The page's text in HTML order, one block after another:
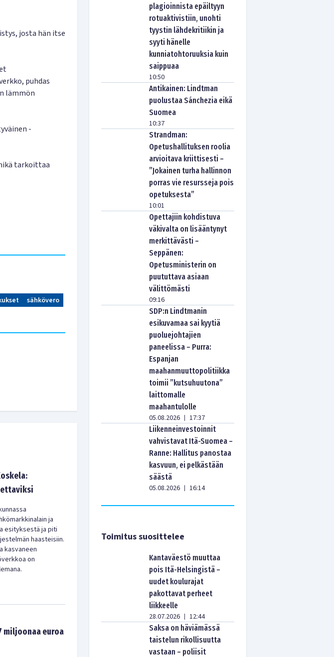
josta hän itse
puhdas
lämmön
-
tarkoittaa
sähkövero
ja
esityksestä ja piti
haasteisiin.
kasvaneen
on
miljoonaa euroa
plagioinnista epäiltyyn
rotuaktivistiin, unohti
tyystin lähdekritiikin ja
syyti hänelle
kunniatohtoruuksia kuin
saippuaa
10:50
Antikainen: Lindtman
puolustaa Sánchezia eikä
Suomea
10:37
Strandman:
Opetushallituksen roolia
arvioitava kriittisesti –
”Jokainen turha hallinnon
porras vie resursseja pois
opetuksesta”
10:01
Opettajiin kohdistuva
väkivalta on lisääntynyt
merkittävästi –
Seppänen:
Opetusministerin on
puututtava asiaan
välittömästi
09:16
SDP:n Lindtmanin
esikuvamaa sai kyytiä
puoluejohtajien
paneelissa – Purra:
Espanjan
maahanmuuttopolitiikka
toimii ”kutsuhuutona”
laittomalle
maahantulolle
05.08.2026 | 17:37
Liikenneinvestoinnit
vahvistavat Itä-Suomea –
Ranne: Hallitus panostaa
kasvuun, ei pelkästään
säästä
05.08.2026 | 16:14
Toimitus suosittelee
Kantaväestö muuttaa
pois Itä-Helsingistä –
uudet koulurajat
pakottavat perheet
liikkeelle
28.07.2026 | 12:44
Saksa on häviämässä
taistelun rikollisuutta
vastaan – poliisit